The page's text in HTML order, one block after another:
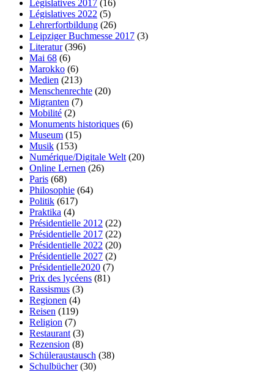
Législatives 2017 (16)
Législatives 2022 (5)
Lehrerfortbildung (26)
Leipziger Buchmesse 2017 (3)
Literatur(396)
Mai 68 (6)
Marokko (6)
Medien (213)
Menschenrechte (20)
Migranten (7)
Mobilité (2)
Monuments historiques (6)
Museum (15)
Musik (153)
Numérique/Digitale Welt (20)
Online Lernen (26)
Paris (68)
Philosophie (64)
Politik (617)
Praktika (4)
Présidentielle 2012 (22)
Présidentielle 2017 (22)
Présidentielle 2022 (20)
Présidentielle 2027 (2)
Présidentielle2020 (7)
Prix des lycéens (81)
Rassismus (3)
Regionen (4)
Reisen (119)
Religion (7)
Restaurant (3)
Rezension (8)
Schüleraustausch (38)
Schulbücher(30)